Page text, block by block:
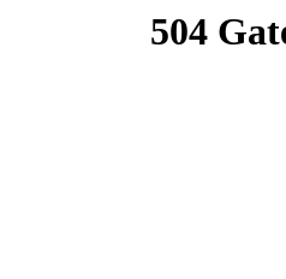
504